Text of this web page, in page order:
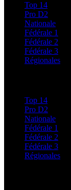
Top 14
Pro D2
Nationale
Fédérale 1
Fédérale 2
Fédérale 3
Régionales
Top 14
Pro D2
Nationale
Fédérale 1
Fédérale 2
Fédérale 3
Régionales